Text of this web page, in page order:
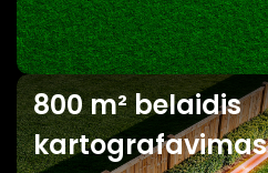
800 m² belaidis
kartografavimas